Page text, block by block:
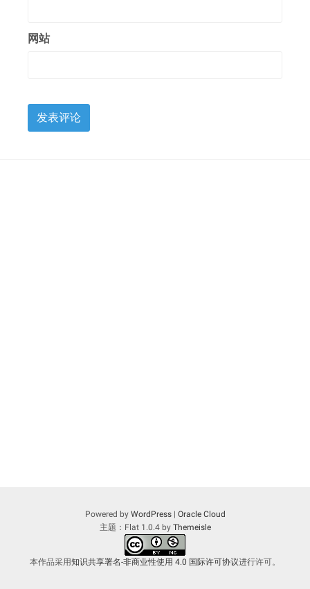
网站
Powered by WordPress| Oracle Cloud
主题：Flat 1.0.4 by Themeisle
本作品采用知识共享署名-非商业性使用 4.0 国际许可协议进行许可。